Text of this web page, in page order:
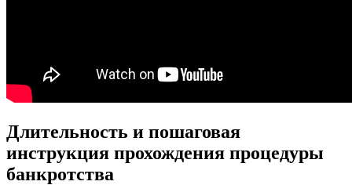
Длительность и пошаговая
инструкция прохождения процедуры
банкротства